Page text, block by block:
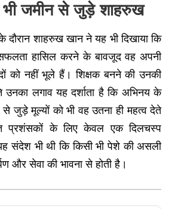
जमीन से जुड़े शाहरुख
शाहरुख खान ने यह भी दिखाया कि
हासिल करने के बावजूद वह अपनी
को नहीं भूले हैं। शिक्षक बनने की उनकी
उनका लगाव यह दर्शाता है कि अभिनय के
से जुड़े मूल्यों को भी वह उतना ही महत्व देते
प्रशंसकों के लिए केवल एक दिलचस्प
संदेश भी थी कि किसी भी पेशे की असली
और सेवा की भावना से होती है।